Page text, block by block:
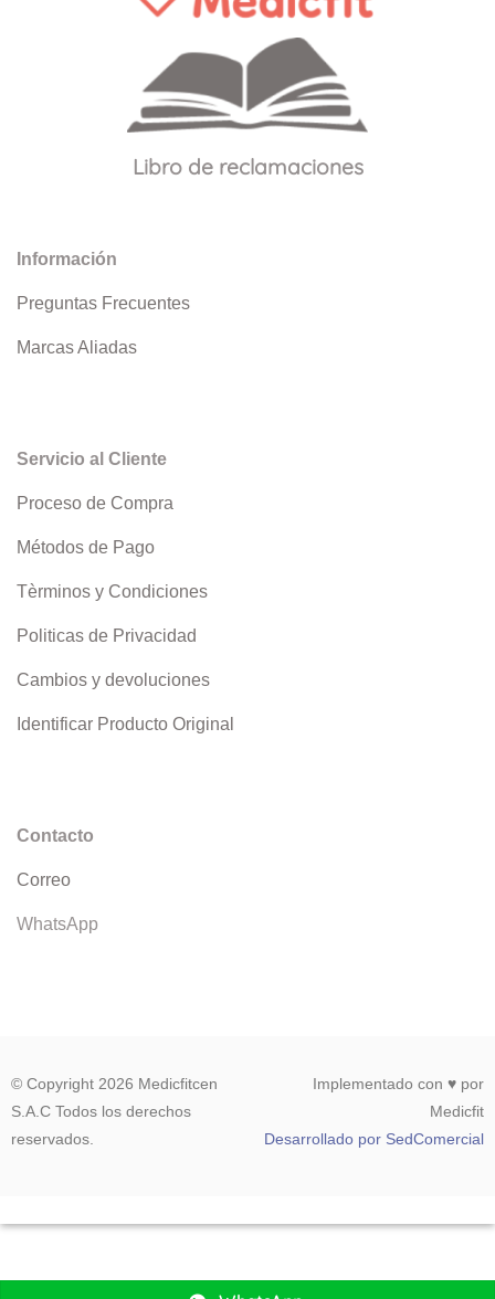
Libro de reclamaciones
Información
Preguntas Frecuentes
Marcas Aliadas
Servicio al Cliente
Proceso de Compra
Métodos de Pago
Tèrminos y Condiciones
Politicas de Privacidad
Cambios y devoluciones
Identificar Producto Original
Contacto
Correo
WhatsApp
© Copyright 2026 Medicfitcen
S.A.C Todos los derechos
reservados.
Implementado con ♥ por
Medicfit
Desarrollado por SedComercial